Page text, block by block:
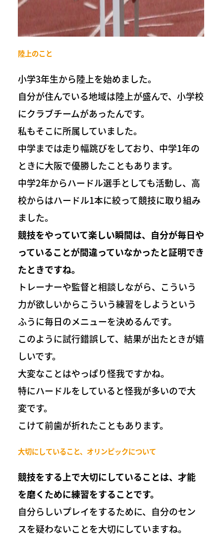
陸上のこと
小学3年生から陸上を始めました。
自分が住んでいる地域は陸上が盛んで、小学校
にクラブチームがあったんです。
私もそこに所属していました。
中学までは走り幅跳びをしており、中学1年の
ときに大阪で優勝したこともあります。
中学2年からハードル選手としても活動し、高
校からはハードル1本に絞って競技に取り組み
ました。
競技をやっていて楽しい瞬間は、自分が毎日や
っていることが間違っていなかったと証明でき
たときですね。
トレーナーや監督と相談しながら、こういう
力が欲しいからこういう練習をしようという
ふうに毎日のメニューを決めるんです。
このように試行錯誤して、結果が出たときが嬉
しいです。
大変なことはやっぱり怪我ですかね。
特にハードルをしていると怪我が多いので大
変です。
こけて前歯が折れたこともあります。
大切にしていること、オリンピックについて
競技をする上で大切にしていることは、才能
を磨くために練習をすることです。
自分らしいプレイをするために、自分のセン
スを疑わないことを大切にしていますね。